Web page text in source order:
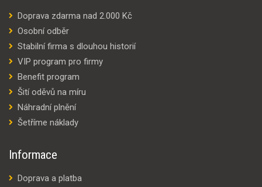
Doprava zdarma nad 2.000 Kč
Osobní odběr
Stabilní firma s dlouhou historií
VIP program pro firmy
Benefit program
Šití oděvů na míru
Náhradní plnění
Šetříme náklady
Informace
Doprava a platba